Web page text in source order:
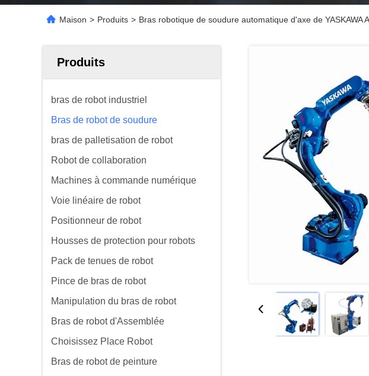
Maison > Produits > Bras robotique de soudure automatique d'axe de
Produits
bras de robot industriel
Bras de robot de soudure
bras de palletisation de robot
Robot de collaboration
Machines à commande numérique
Voie linéaire de robot
Positionneur de robot
Housses de protection pour robots
Pack de tenues de robot
Pince de bras de robot
Manipulation du bras de robot
Bras de robot d'Assemblée
Choisissez Place Robot
Bras de robot de peinture